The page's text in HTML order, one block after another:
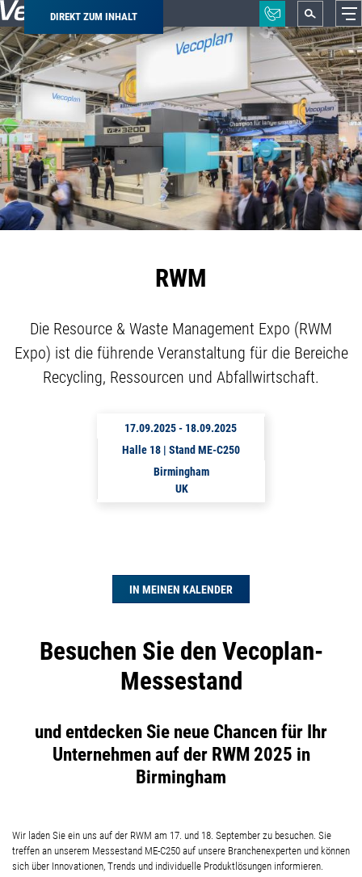
DIREKT ZUM INHALT
Pfadnavigation
RWM
Die Resource & Waste Management Expo (RWM
Expo) ist die führende Veranstaltung für die Bereiche
Recycling, Ressourcen und Abfallwirtschaft.
17.09.2025- 18.09.2025
Halle 18 | Stand ME-C250
Birmingham
UK
IN MEINEN KALENDER
Besuchen Sie den Vecoplan-
Messestand
und entdecken Sie neue Chancen für Ihr
Unternehmen auf der RWM 2025 in
Birmingham
Wir laden Sie ein uns auf der RWM am 17. und 18. September zu besuchen. Sie
treffen an unserem Messestand ME-C250 auf unsere Branchenexperten und können
sich über Innovationen, Trends und individuelle Produktlösungen informieren.